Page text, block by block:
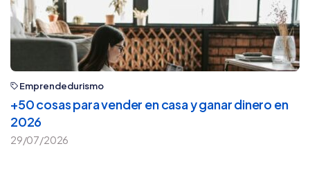
Emprendedurismo
+50 cosas para vender en casa y ganar dinero en
2026
29/07/2026